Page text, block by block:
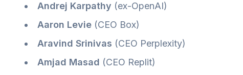
Andrej Karpathy (ex-OpenAI)
Aaron Levie (CEO Box)
Aravind Srinivas (CEO Perplexity)
Amjad Masad (CEO Replit)